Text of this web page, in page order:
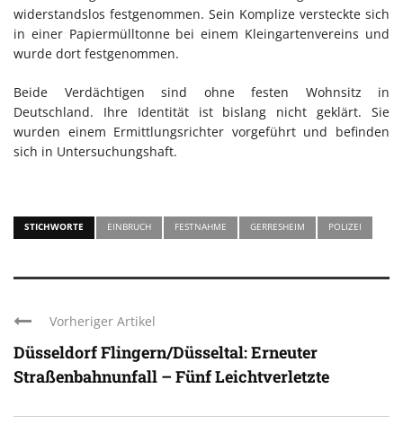
widerstandslos festgenommen. Sein Komplize versteckte sich
in einer Papiermülltonne bei einem Kleingartenvereins und
wurde dort festgenommen.
Beide Verdächtigen sind ohne festen Wohnsitz in
Deutschland. Ihre Identität ist bislang nicht geklärt. Sie
wurden einem Ermittlungsrichter vorgeführt und befinden
sich in Untersuchungshaft.
STICHWORTE EINBRUCH FESTNAHME GERRESHEIM POLIZEI
Vorheriger Artikel
Düsseldorf Flingern/Düsseltal: Erneuter
Straßenbahnunfall – Fünf Leichtverletzte